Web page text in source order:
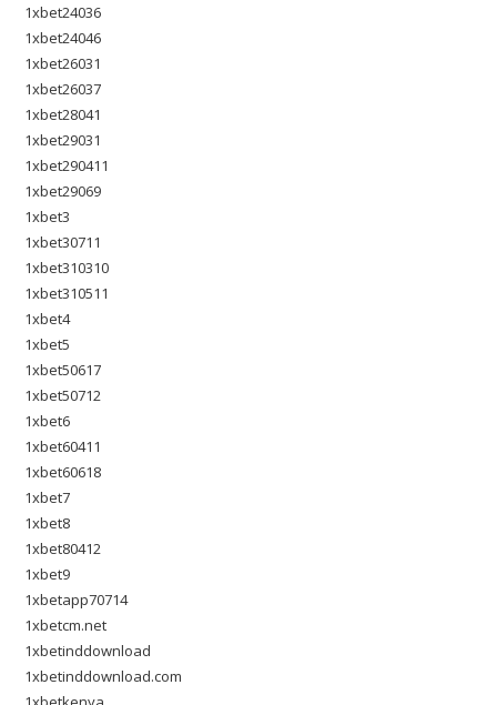
1xbet24036
1xbet24046
1xbet26031
1xbet26037
1xbet28041
1xbet29031
1xbet290411
1xbet29069
1xbet3
1xbet30711
1xbet310310
1xbet310511
1xbet4
1xbet5
1xbet50617
1xbet50712
1xbet6
1xbet60411
1xbet60618
1xbet7
1xbet8
1xbet80412
1xbet9
1xbetapp70714
1xbetcm.net
1xbetinddownload
1xbetinddownload.com